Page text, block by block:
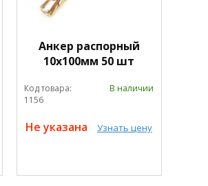
Анкер распорный
10х100мм 50 шт
Код товара:
1156
В наличии
Не указана Узнать цену